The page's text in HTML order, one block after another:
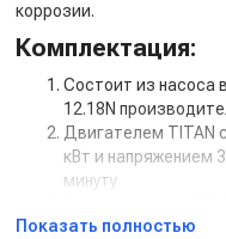
коррозии.
Комплектация:
Состоит из насоса
12.18N
Двигателем TITAN
кВт и напряжением
минуту
1/2внут-1/2внут
Показать полностью